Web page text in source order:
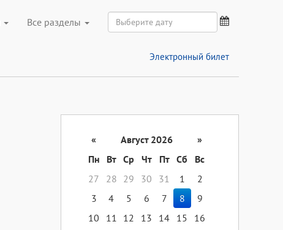
Все разделы
Электронный билет
« Август 2026
»
Пн
Вт Ср Чт Пт Сб
Вс
27
28 29 30 31 1
2
3
4 5 6 7 8
9
10
11 12 13 14 15
16